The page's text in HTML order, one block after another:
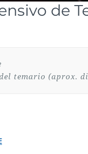
de
temario (aprox.